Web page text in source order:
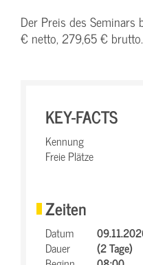
Der Preis des
€ netto, 279,65 € brutto.
KEY-FACTS
Kennung
Freie Plätze
Zeiten
Datum
Dauer
(2 Tage)